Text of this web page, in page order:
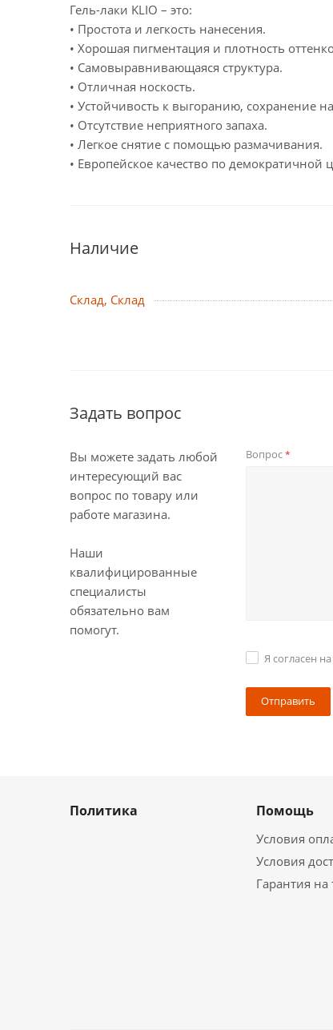
Гель-лаки KLIO – это:
• Простота и легкость нанесения.
• Хорошая пигментация и плотность
• Самовыравнивающаяся структура.
• Отличная носкость.
• Устойчивость к выгоранию, сохранение
• Отсутствие неприятного запаха.
• Легкое снятие с помощью размачивания.
• Европейское качество по демократичной
Наличие
Склад, Склад
Задать вопрос
Вы можете задать любой
интересующий вас
вопрос по товару или
работе магазина.
Наши
квалифицированные
специалисты
обязательно вам
помогут.
Вопрос*
Я согласен на
Политика Помощь
Условия
Условия
Гарантия на